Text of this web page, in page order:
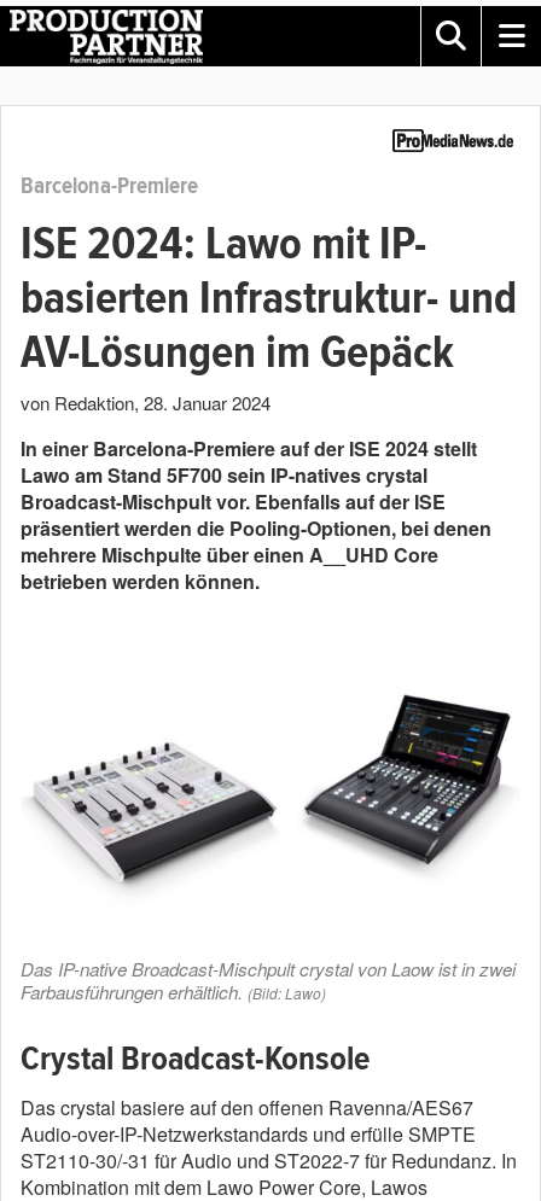
Barcelona-Premiere
ISE 2024: Lawo mit IP-
basierten Infrastruktur- und
AV-Lösungen im Gepäck
von Redaktion, 28. Januar 2024
In einer Barcelona-Premiere auf der ISE 2024 stellt
Lawo am Stand 5F700sein IP-natives crystal
Broadcast-Mischpult vor. Ebenfalls auf der ISE
präsentiert werden die Pooling-Optionen, bei denen
mehrere Mischpulte über einen A__UHD Core
betrieben werden können.
Das IP-native Broadcast-Mischpult crystal von Laow ist in zwei
Farbausführungen erhältlich. (Bild: Lawo)
Crystal Broadcast-Konsole
Das crystal basiere auf den offenen Ravenna/AES67
Audio-over-IP-Netzwerkstandards und erfülle SMPTE
ST2110-30/-31 für Audio und ST2022-7 für Redundanz. In
Kombination mit dem Lawo Power Core, Lawos